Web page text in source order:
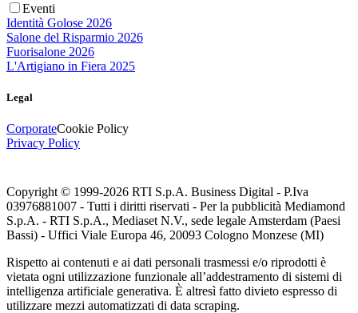
Eventi
Identità Golose 2026
Salone del Risparmio 2026
Fuorisalone 2026
L'Artigiano in Fiera 2025
Legal
CorporateCookie Policy
Privacy Policy
Copyright © 1999-2026 RTI S.p.A. Business Digital - P.Iva
03976881007 - Tutti i diritti riservati - Per la pubblicità Mediamond
S.p.A. - RTI S.p.A., Mediaset N.V., sede legale Amsterdam (Paesi
Bassi) - Uffici Viale Europa 46, 20093 Cologno Monzese (MI)
Rispetto ai contenuti e ai dati personali trasmessi e/o riprodotti è
vietata ogni utilizzazione funzionale all’addestramento di sistemi di
intelligenza artificiale generativa. È altresì fatto divieto espresso di
utilizzare mezzi automatizzati di data scraping.